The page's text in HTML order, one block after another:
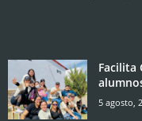
Facilita
5 agosto,